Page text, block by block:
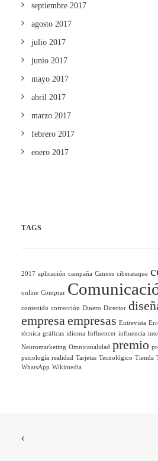
septiembre 2017
agosto 2017
julio 2017
junio 2017
mayo 2017
abril 2017
marzo 2017
febrero 2017
enero 2017
TAGS
2017 aplicación campaña Cannes ciberataque
online Comprar
contenido corrección Dinero Director
empresaempresas Entrevista
técnica gráficas idioma Influencer influencia
Neuromarketing Omnicanalidad premio
psicología realidad Tarjetas Tecnológico Tienda
WhatsApp Wikimedia